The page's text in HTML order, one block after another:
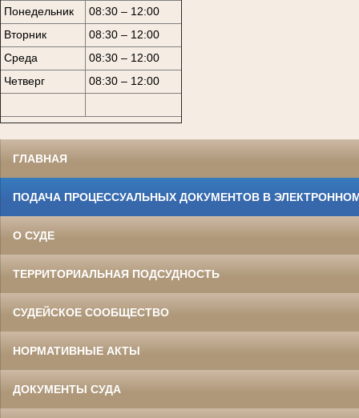
Понедельник
08:30 – 12:00
Вторник
08:30 – 12:00
Среда
08:30 – 12:00
Четверг
08:30 – 12:00
ГЛАВНАЯ
ПОДАЧА ПРОЦЕССУАЛЬНЫХ ДОКУМЕНТОВ В
О СУДЕ
ТЕРРИТОРИАЛЬНАЯ ПОДСУДНОСТЬ
СУДЕЙСКОЕ СООБЩЕСТВО
НОРМАТИВНЫЕ АКТЫ
ДОКУМЕНТЫ СУДА